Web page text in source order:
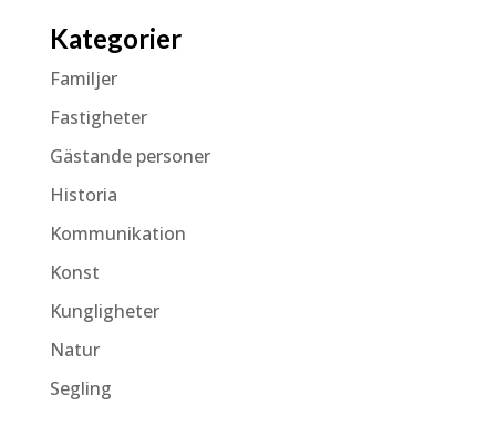
Kategorier
Familjer
Fastigheter
Gästande personer
Historia
Kommunikation
Konst
Kungligheter
Natur
Segling